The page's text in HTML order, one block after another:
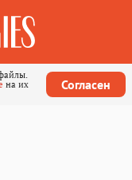
на их
Согласен